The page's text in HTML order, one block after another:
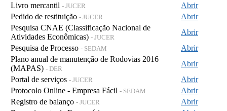
Livro mercantil - JUCER
Abrir
Pedido de restituição - JUCER
Abrir
Pesquisa CNAE (Classificação Nacional de
Atividades Econômicas) - JUCER
Abrir
Pesquisa de Processo - SEDAM
Abrir
Plano anual de manutenção de Rodovias 2016
(MAPAS) - DER
Abrir
Portal de serviços - JUCER
Abrir
Protocolo Online - Empresa Fácil - SEDAM
Abrir
Registro de balanço - JUCER
Abrir